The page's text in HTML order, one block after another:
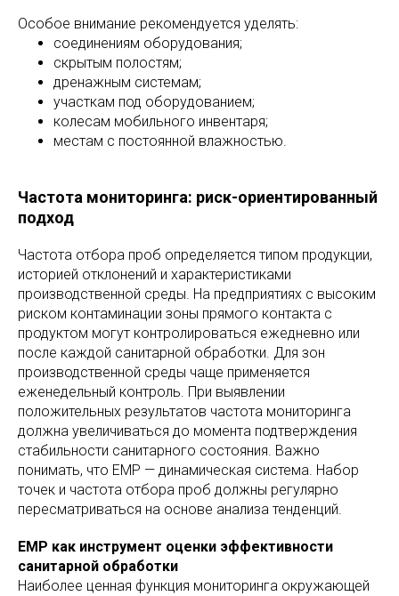
Особое внимание рекомендуется уделять:
соединениям оборудования;
скрытым полостям;
дренажным системам;
участкам под оборудованием;
колесам мобильного инвентаря;
местам с постоянной влажностью.
Частота мониторинга: риск-ориентированный
подход
Частота отбора проб определяется типом продукции,
историей отклонений и характеристиками
производственной среды. На предприятиях с высоким
риском контаминации зоны прямого контакта с
продуктом могут контролироваться ежедневно или
после каждой санитарной обработки. Для зон
производственной среды чаще применяется
еженедельный контроль. При выявлении
положительных результатов частота мониторинга
должна увеличиваться до момента подтверждения
стабильности санитарного состояния. Важно
понимать, что EMP — динамическая система. Набор
точек и частота отбора проб должны регулярно
пересматриваться на основе анализа тенденций.
EMP как инструмент оценки эффективности
санитарной обработки
Наиболее ценная функция мониторинга окружающей